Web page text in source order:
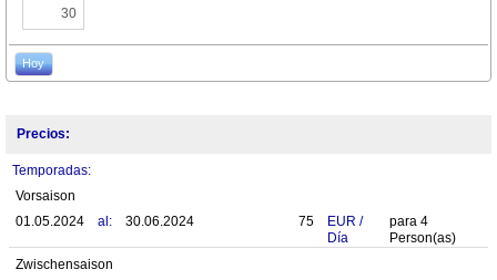
30
Hoy
Precios:
Temporadas:
Vorsaison
01.05.2024
al: 30.06.2024 75 EUR /
Día
para 4
Person(as)
Zwischensaison